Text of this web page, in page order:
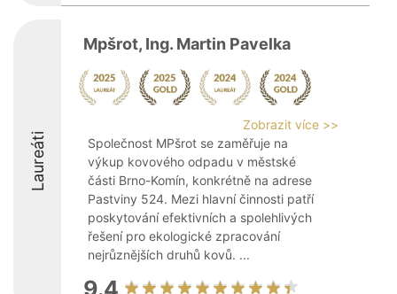
Laureáti
Mpšrot, Ing. Martin Pavelka
Zobrazit více >>
Společnost MPšrot se zaměřuje na
výkup kovového odpadu v městské
části Brno-Komín, konkrétně na adrese
Pastviny 524. Mezi hlavní činnosti patří
poskytování efektivních a spolehlivých
řešení pro ekologické zpracování
nejrůznějších druhů kovů. ...
9.4